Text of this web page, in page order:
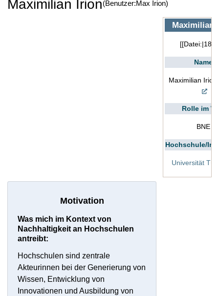
Maximilian Irion(Benutzer:Max Irion)
Maximilian
Name
Maximilian Irion
Rolle im
BNE
Hochschule/
Universität
Motivation
Was mich im Kontext von
Nachhaltigkeit an Hochschulen
antreibt:
Hochschulen sind zentrale
Akteurinnen bei der Generierung von
Wissen, Entwicklung von
Innovationen und Ausbildung von